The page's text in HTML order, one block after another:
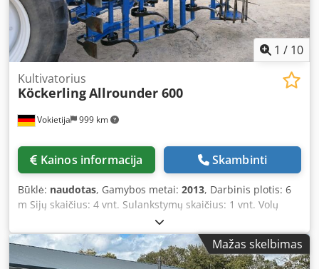
1 / 10
Vokietija 999 km
Kultivatorius
KöckerlingAllrounder 600
Kainos informacija Skambinti
Būklė: naudotas, Gamybos metai: 2013, Darbinis plotis: 6
m Sijų skaičius: 4 vnt. Sulankstymų skaičius: 1 vnt. Volų
skaičius: 1 vnt. Dkodpfx Aoyv Ixaoiaor Sėklų guolio
kombinuotas agregatas Techniniai duomenys yra
gamintojo arba eksploatuotojo pateikti, todėl mums nėra
įpareigojantys. Pasiliekame teisę į tarpinį pardavimą;
Mažas skelbimas